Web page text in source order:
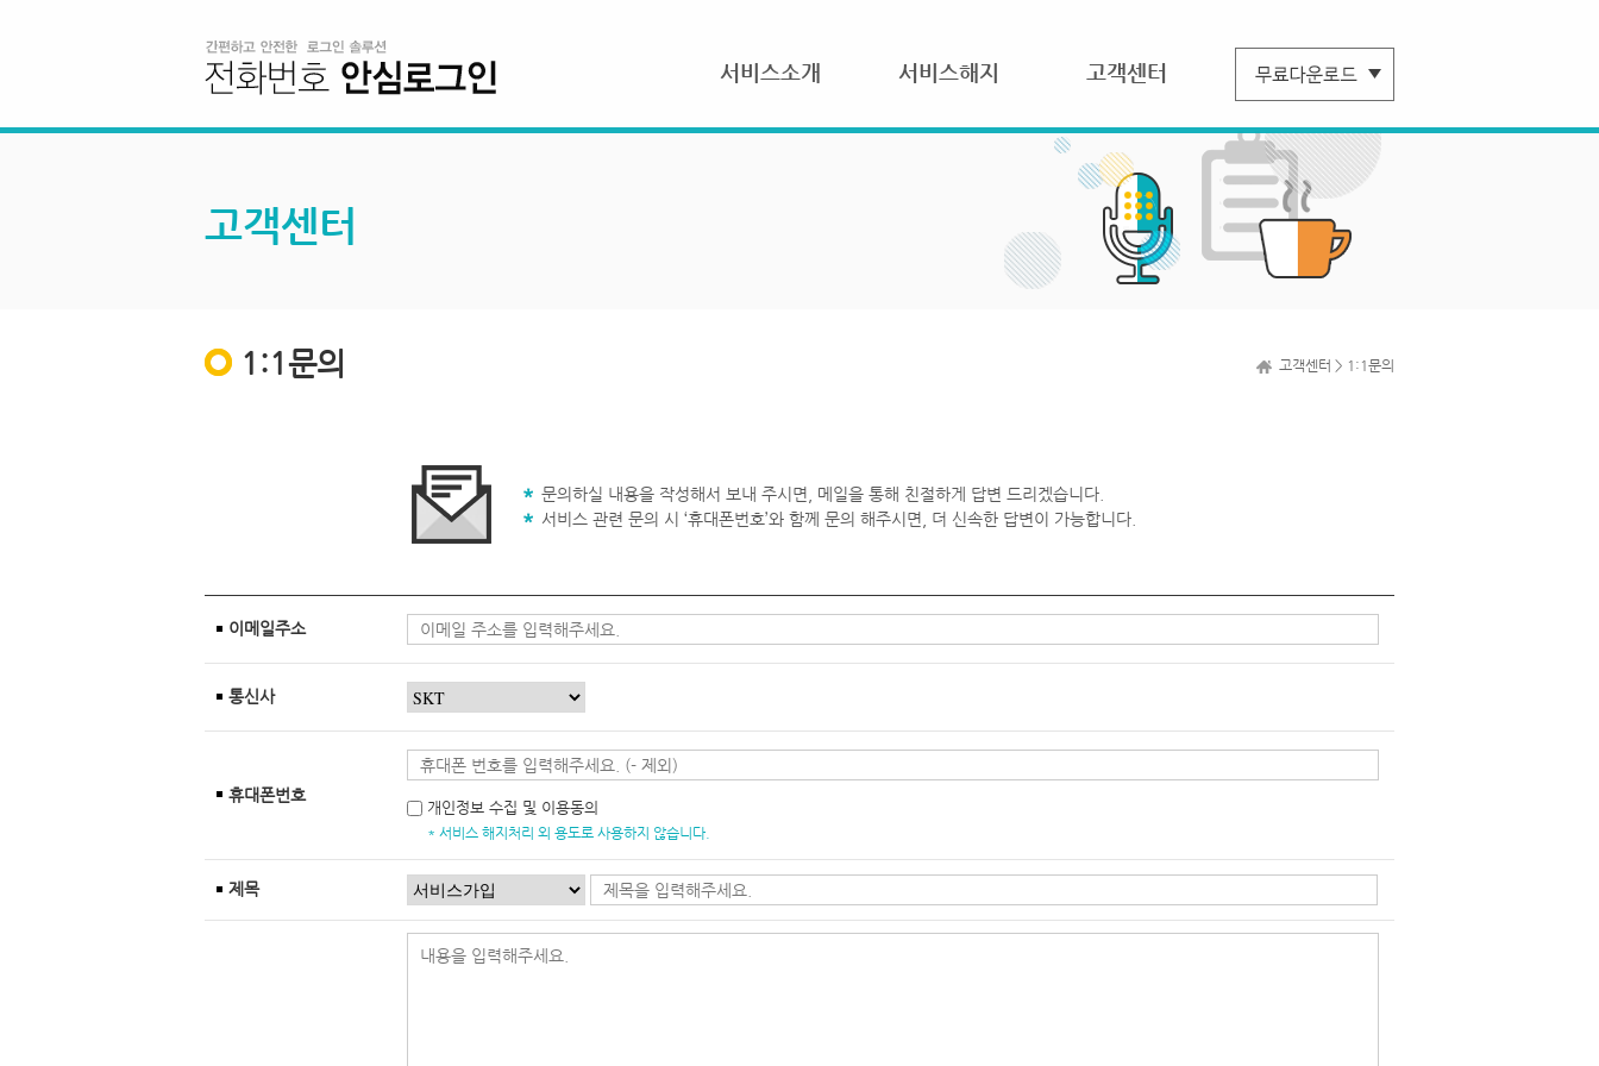
서비스소개 서비스해지 고객센터
고객센터
1:1문의 고객센터 > 1:1문의
문의하실 내용을 작성해서 보내 주시면, 메일을 통해 친절하게 답변 드리겠습니다.
서비스 관련 문의 시 ‘휴대폰번호’와 함께 문의 해주시면, 더 신속한 답변이 가능합니다.
이메일주소
통신사
휴대폰번호
개인정보 수집 및 이용동의
* 서비스 해지처리 외 용도로 사용하지 않습니다.
제목